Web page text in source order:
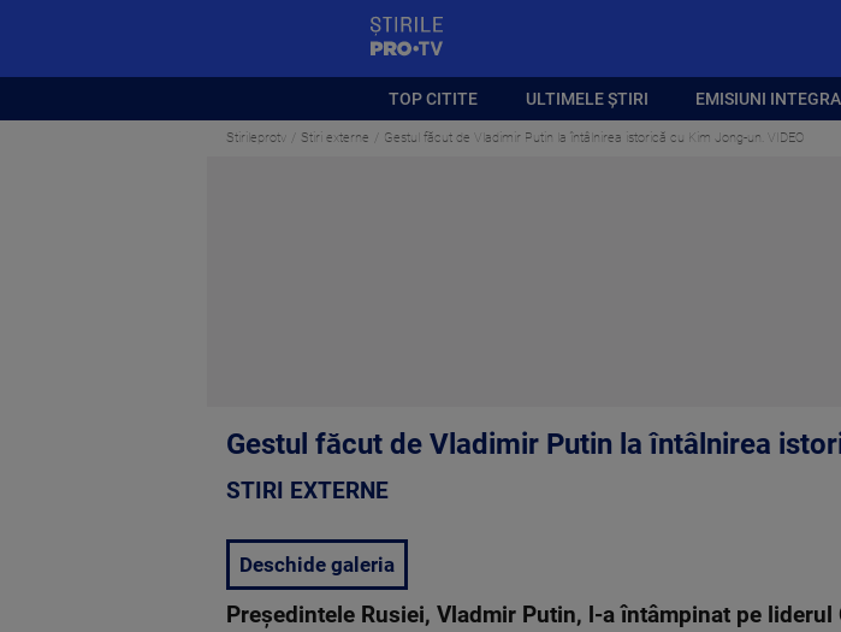
TOP CITITE ULTIMELE ȘTIRI EMISIUNI
Stirileprotv Stiri externe Gestul făcut de Vladimir Putin la întâlnirea istorică cu Kim Jong-un. VIDEO
Gestul făcut de Vladimir Putin la întâlnirea
STIRI EXTERNE
Deschide galeria
Președintele Rusiei, Vladmir Putin, l-a întâmpinat pe